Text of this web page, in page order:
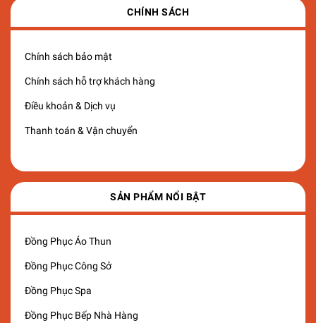
CHÍNH SÁCH
Chính sách bảo mật
Chính sách hỗ trợ khách hàng
Điều khoản & Dịch vụ
Thanh toán & Vận chuyển
SẢN PHẨM NỔI BẬT
Đồng Phục Áo Thun
Đồng Phục Công Sở
Đồng Phục Spa
Đồng Phục Bếp Nhà Hàng